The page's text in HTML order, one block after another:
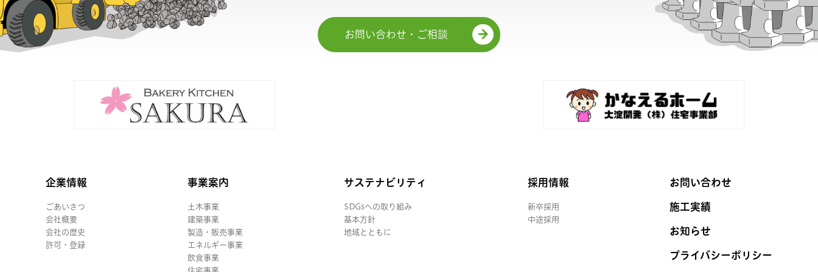
お問い合わせ・ご相談
企業情報
ごあいさつ
会社概要
会社の歴史
許可・登録
事業案内
土木事業
建築事業
製造・販売事業
エネルギー事業
飲食事業
サステナビリティ
SDGsへの取り組み
基本方針
地域とともに
採用情報
新卒採用
中途採用
お問い合わせ
施工実績
お知らせ
プライバシーポリシー